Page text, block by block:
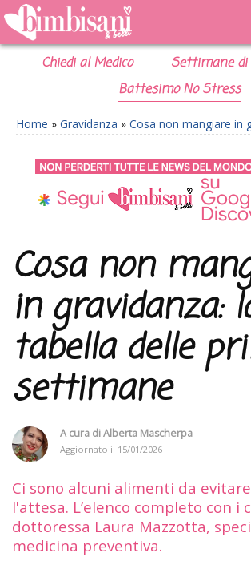
Chiedi al Medico
Settimane di
Battesimo No Stress
Home » Gravidanza » Cosa non mangiare in
Cosa non
in gravidanza:
tabella delle
settimane
A cura diAlberta Mascherpa
Aggiornato il 15/01/2026
Ci sono alcuni alimenti da
l'attesa. L’elenco completo con i
dottoressa Laura Mazzotta,
medicina preventiva.